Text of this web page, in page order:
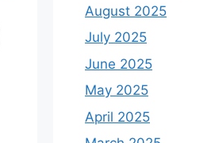
August 2025
July 2025
June 2025
May 2025
April 2025